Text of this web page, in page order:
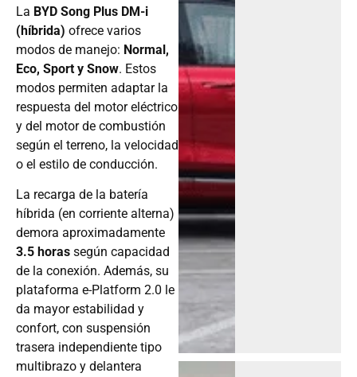
La BYD Song Plus DM-i
(híbrida) ofrece varios
modos de manejo: Normal,
Eco, Sport y Snow. Estos
modos permiten adaptar la
respuesta del motor eléctrico
y del motor de combustión
según el terreno, la velocidad
o el estilo de conducción.
La recarga de la batería
híbrida (en corriente alterna)
demora aproximadamente
3.5 horas según capacidad
de la conexión. Además, su
plataforma e-Platform 2.0 le
da mayor estabilidad y
confort, con suspensión
trasera independiente tipo
multibrazo y delantera